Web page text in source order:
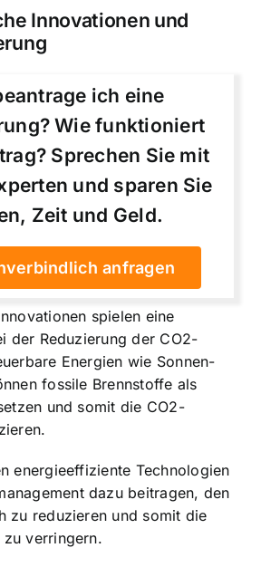
Innovationen und
ich eine
Wie funktioniert
Sprechen Sie mit
und sparen Sie
Zeit und Geld.
anfragen
spielen eine
der Reduzierung der CO2-
Energien wie Sonnen-
fossile Brennstoffe als
und somit die CO2-
energieeffiziente Technologien
dazu beitragen, den
zu reduzieren und somit die
zu verringern.